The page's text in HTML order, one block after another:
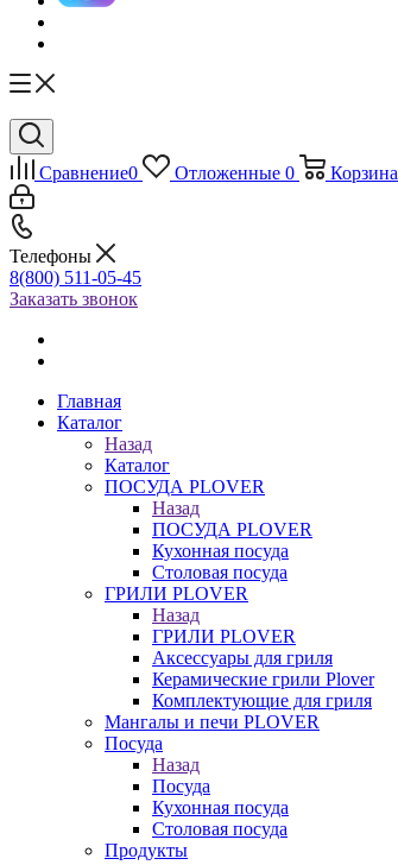
Сравнение0 Отложенные 0 Корзина
Телефоны
8(800) 511-05-45
Заказать звонок
Главная
Каталог
Назад
Каталог
ПОСУДА PLOVER
Назад
ПОСУДА PLOVER
Кухонная посуда
Столовая посуда
ГРИЛИ PLOVER
Назад
ГРИЛИ PLOVER
Аксессуары для гриля
Керамические грили Plover
Комплектующие для гриля
Мангалы и печи PLOVER
Посуда
Назад
Посуда
Кухонная посуда
Столовая посуда
Продукты